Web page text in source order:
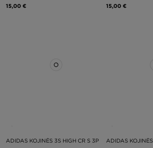
15,00 € 15,00 €
ADIDAS KOJINĖS 3S HIGH CR S 3P ADIDAS